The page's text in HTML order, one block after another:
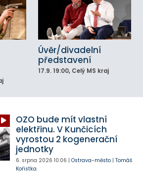
Úvěr/divadelní
představení
17.9. 19:00, Celý MS kraj
OZO bude mít vlastní
elektřinu. V Kunčicích
vyrostou 2 kogenerační
jednotky
6. srpna 2026 10:06 | Ostrava-město| Tomáš
Kořistka